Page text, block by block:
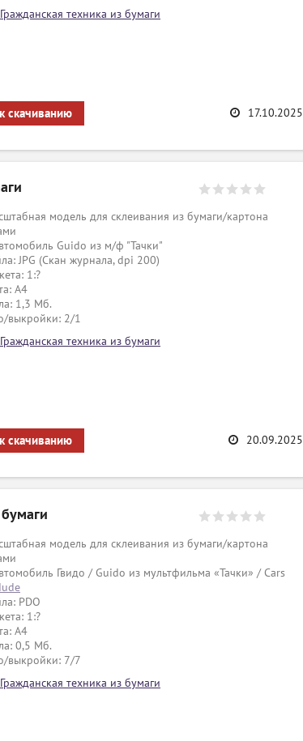
Гражданская техника из бумаги
скачиванию 17.10.2025
модель для склеивания из бумаги/картона
Guido из м/ф "Тачки"
JPG (Скан журнала, dpi 200)
1:?
А4
1,3 Мб.
выкройки: 2/1
Гражданская техника из бумаги
скачиванию 20.09.2025
модель для склеивания из бумаги/картона
Гвидо / Guido из мультфильма «Тачки» / Cars
PDO
1:?
А4
0,5 Мб.
выкройки: 7/7
Гражданская техника из бумаги